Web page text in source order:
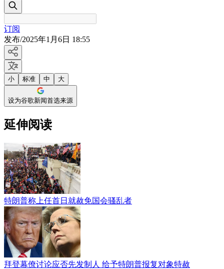
订阅
发布/2025年1月6日 18:55
小 标准 中 大
设为谷歌新闻首选来源
延伸阅读
特朗普称上任首日就赦免国会骚乱者
拜登幕僚讨论应否先发制人 给予特朗普报复对象特赦